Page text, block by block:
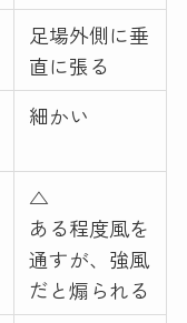
足場外側に垂
直に張る
細かい
△
ある程度風を
通すが、強風
だと煽られる